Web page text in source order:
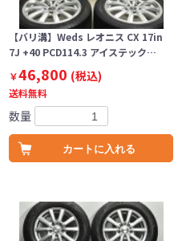
【バリ溝】Weds レオニス CX 17in
7J +40 PCD114.3 アイステック…
￥46,800 (税込)
送料無料
数量
カートに入れる